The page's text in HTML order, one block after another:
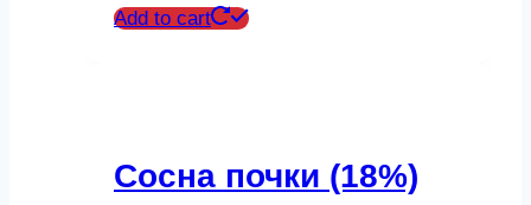
Add to cart
Сосна почки (18%)